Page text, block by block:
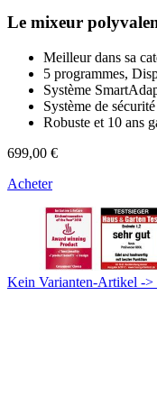
Le mixeur
Meilleur dans sa
5 programmes,
Système
Système de
Robuste et 10 ans
699,00 €
Acheter
Kein Varianten-Artikel ->